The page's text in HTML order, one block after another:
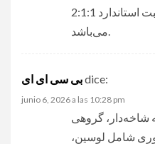
ایزولوسین و والین با نسبت استاندارد 2:1:1
بی سی ای ایdice:
junio 6, 2026 a las 10:28 pm
شاخه‌دار، گروهی
شامل لوسین،